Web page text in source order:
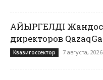
ҚАЙЫРГЕЛДІ Жандос
директоров
Квазигоссектор 7 августа, 2026